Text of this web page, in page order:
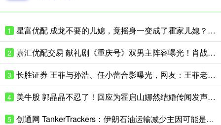
1 星富优配 成龙不要的儿媳，竟摇身一变成了霍家儿媳？感到意外的何止他一人
2 嘉汇优配交易 献礼剧《重庆号》双男主阵容曝光！肖战无缝衔接进组，搭档老顶流
3 长胜证券 王菲与孙浩、任小蕾合影曝光，网友：王菲老了，眼角下垂皱纹明显
4 美牛股 郭晶晶不忍了！回应为霍启山娜然结婚传闻发声之事，我们都被骗了
5 创通网 TankerTrackers：伊朗石油运输减少主因可能是泄漏事故 而非美国封锁